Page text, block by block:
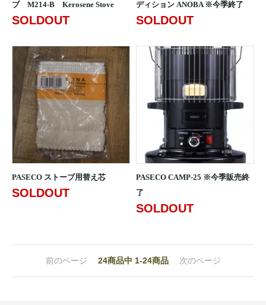
ブ M214-B Kerosene Stove
SOLDOUT
ディション ANOBA ※今季終了
SOLDOUT
PASECO ストーブ用替え芯
SOLDOUT
PASECO CAMP-25 ※今季販売終
了
SOLDOUT
前のページ 24商品中 1-24商品 次のページ